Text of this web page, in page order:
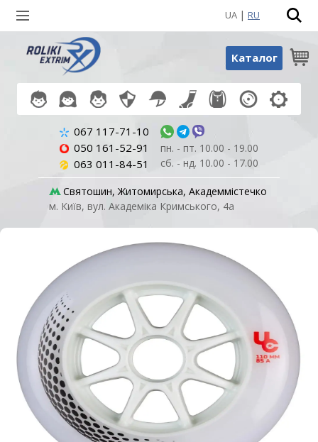
UA | RU
Каталог
067 117-71-10
050 161-52-91
063 011-84-51
пн. - пт. 10.00 - 19.00
сб. - нд. 10.00 - 17.00
Святошин, Житомирська, Академмістечко
м. Київ, вул. Академіка Кримського, 4а